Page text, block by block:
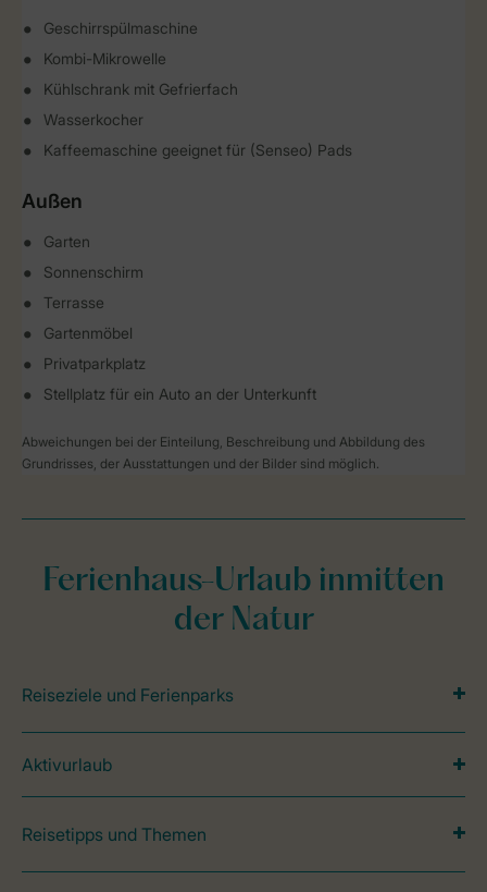
Geschirrspülmaschine
Kombi-Mikrowelle
Kühlschrank mit Gefrierfach
Wasserkocher
Kaffeemaschine geeignet für (Senseo) Pads
Außen
Garten
Sonnenschirm
Terrasse
Gartenmöbel
Privatparkplatz
Stellplatz für ein Auto an der Unterkunft
Abweichungen bei der Einteilung, Beschreibung und Abbildung des
Grundrisses, der Ausstattungen und der Bilder sind möglich.
Ferienhaus-Urlaub inmitten
der Natur
Reiseziele und Ferienparks
Aktivurlaub
Reisetipps und Themen